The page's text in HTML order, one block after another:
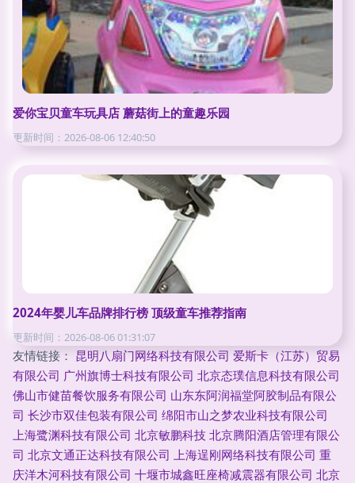
爱你宝贝童车玩具店 蘑菇街上的童趣乐园
更新时间：2026-08-06 12:40:50
2024年婴儿车品牌排行榜 顶级童车推荐指南
更新时间：2026-08-06 01:31:07
友情链接： 昆明八扇门网络科技有限公司 爱斯卡（江苏）贸易
有限公司 广州旗博士科技有限公司 北京态璞信息科技有限公司
佛山市健苗餐饮服务有限公司 山东东阿润福堂阿胶制品有限公
司 长沙市双佳包装有限公司 绵阳市山之梦农业科技有限公司
上海鹭渊科技有限公司 北京敏鹏科技 北京腾阳酒店管理有限公
司 北京文通正达科技有限公司 上海逞刚网络科技有限公司 重
庆洋木河科技有限公司 十堰市城鑫旺座椅减震器有限公司 北京